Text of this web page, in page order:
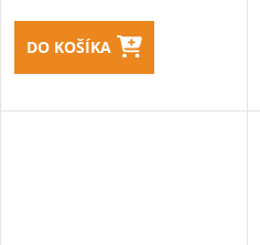
DO KOŠÍKA